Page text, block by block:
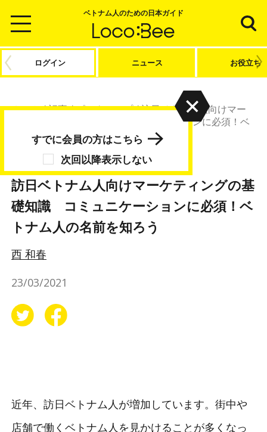
ベトナム人のための日本ガイド
ログイン ニュース お役立ち
ホーム/記事/ピックアップ/訪日ベトナム人向けマー
ケティングの基礎知識 コミュニケーションに必須！ベ
トナム人の名前を知ろう
ニュース
訪日ベトナム人向けマーケティングの基
礎知識 コミュニケーションに必須！ベ
トナム人の名前を知ろう
西 和春
23/03/2021
近年、訪日ベトナム人が増加しています。街中や
店舗で働くベトナム人を見かけることが多くなっ
次回以降表示しない
すでに会員の方はこちら